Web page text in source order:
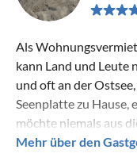
Als
kann Land und Leute
und oft an der
Seenplatte zu Hause,
möchte niemals aus
Deutschland echt
Mehr über den